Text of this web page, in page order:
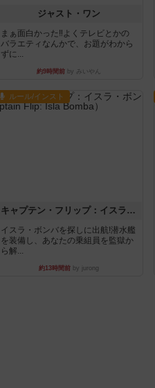
ジャスト・ワン
まぁ面白かった‼️よくテレビとかの
バラエティなんかで、お題がわから
ずに...
約9時間前by みいやん
ルール/インスト
キャプテン・フリップ：イスラ・ボンバ
イスラ・ボンバを探しに出航!潜水艦
を装備し、あなたの乗組員を監獄か
ら解...
約13時間前by jurong